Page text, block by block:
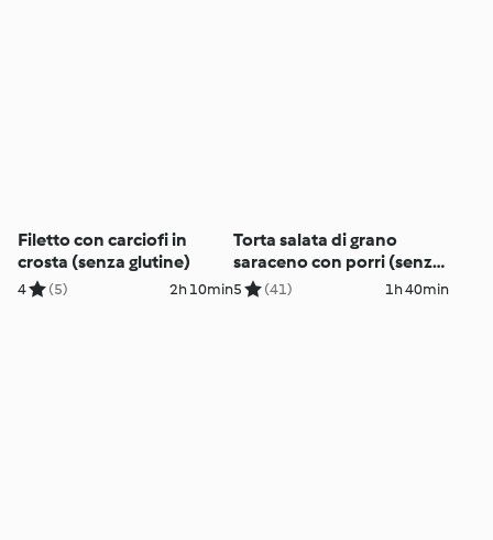
Filetto con carciofi in
crosta (senza glutine)
4 (5) 2h 10min
Torta salata di grano
saraceno con porri (senza
glutine)
5 (41) 1h 40min